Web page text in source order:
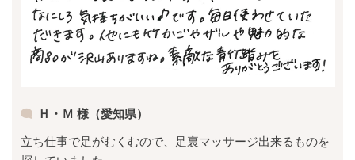
Ｈ・Ｍ 様（愛知県）
立ち仕事で足がむくむので、足裏マッサージ出来るものを